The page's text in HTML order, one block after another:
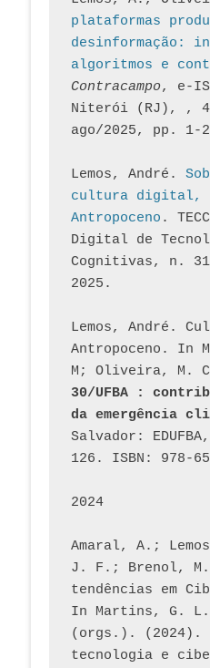
plataformas
desinformação:
algoritmos e
Contracampo, e-
Niterói (RJ), ,
ago/2025, pp. 1-
Lemos, André.
cultura digital,
Antropoceno .
Digital de
Cognitivas, n.
2025.
Lemos, André.
Antropoceno. In
M; Oliveira, M.
30/UFBA :
da emergência
Salvador:
126. ISBN: 978-
2024
Amaral, A.;
J. F.; Brenol, M.
tendências em
In Martins, G.
(orgs.). (2024).
tecnologia e